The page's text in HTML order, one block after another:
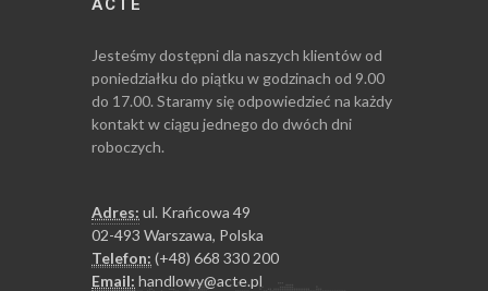
ACTE
Jesteśmy dostępni dla naszych klientów od
poniedziałku do piątku w godzinach od 9.00
do 17.00. Staramy się odpowiedzieć na każdy
kontakt w ciągu jednego do dwóch dni
roboczych.
Adres: ul. Krańcowa 49
02-493 Warszawa, Polska
Telefon: (+48) 668 330 200
Email: handlowy@acte.pl